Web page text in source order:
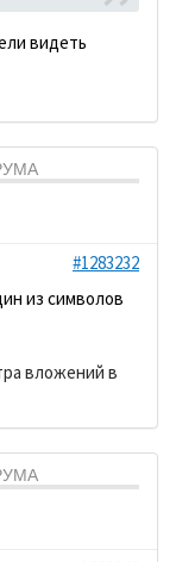
видеть
#1283232
из символов
вложений в